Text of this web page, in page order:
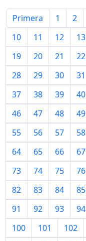
Primera 1 2
10
11 12 13
19
20 21 22
28
29 30 31
37
38 39 40
46
47 48 49
55
56 57 58
64
65 66 67
73
74 75 76
82
83 84 85
91
92 93 94
100
101 102